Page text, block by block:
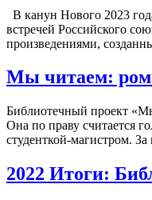
В канун Нового 2023
встречей Российского
произведениями,
Мы читаем:
Библиотечный проект
Она по праву считается
студенткой-магистром.
2022 Итоги: